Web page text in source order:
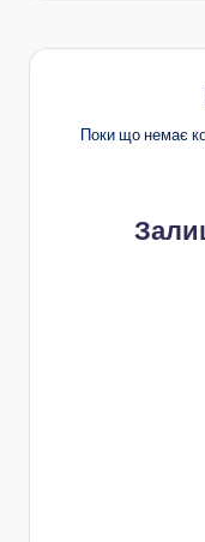
Поки що немає